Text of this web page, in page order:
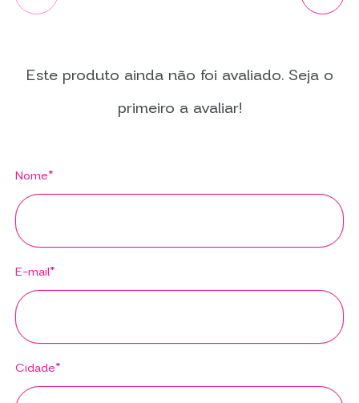
Este produto ainda não foi avaliado. Seja o
primeiro a avaliar!
Nome*
E-mail*
Cidade*